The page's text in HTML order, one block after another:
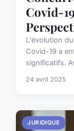
Covid-
L'évolution
Covid-19 a
significatifs.
24 avril 2025
JURIDIQUE